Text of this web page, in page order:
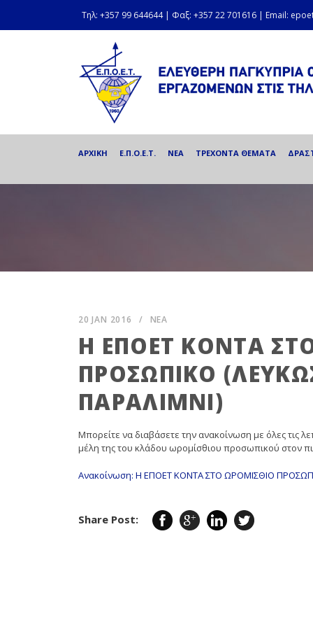
Τηλ: +357 99 644644 | Φαξ: +357 22 701616 | Email:
ΑΡΧΙΚΗ Ε.Π.Ο.Ε.Τ. ΝΕΑ ΤΡΕΧΟΝΤΑ ΘΕΜΑΤΑ
20 JAN 2016 / ΝΕΑ
Η ΕΠΟΕΤ ΚΟΝΤΑ
ΠΡΟΣΩΠΙΚΟ
ΠΑΡΑΛΙΜΝΙ)
Μπορείτε να διαβάσετε την ανακοίνωση με όλες τις
μέλη της του κλάδου ωρομίσθιου προσωπικού στον
Ανακοίνωση: Η ΕΠΟΕΤ ΚΟΝΤΑ ΣΤΟ ΩΡΟΜΙΣΘΙΟ
Share Post: